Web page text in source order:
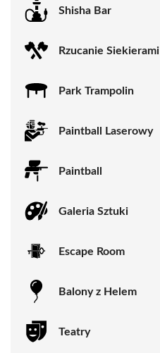
Shisha Bar
Rzucanie Siekierami
Park Trampolin
Paintball Laserowy
Paintball
Galeria Sztuki
Escape Room
Balony z Helem
Teatry